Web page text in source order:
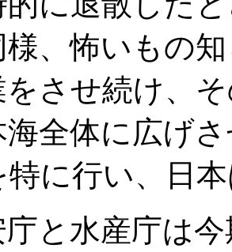
様、怖いもの
させ続け、
全体に広げ
特に行い、日
と水産庁は